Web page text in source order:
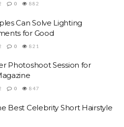
0 882
Can Solve Lighting
for Good
0 821
Photoshoot Session for
0 847
Best Celebrity Short Hairstyle